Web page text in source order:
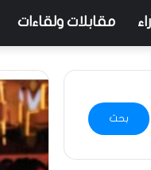
مقابلات ولقاءات
البحث
عن: